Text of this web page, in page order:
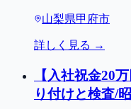
山梨県甲府市
詳しく見る →
【入社祝金20
り付けと検査/